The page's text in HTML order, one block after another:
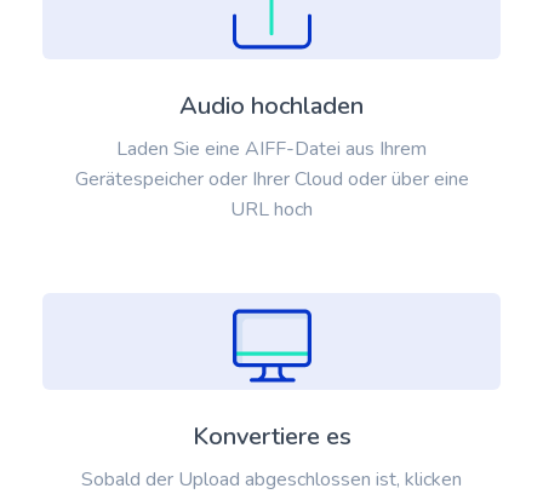
Audio hochladen
Laden Sie eine AIFF-Datei aus Ihrem
Gerätespeicher oder Ihrer Cloud oder über eine
URL hoch
Konvertiere es
Sobald der Upload abgeschlossen ist, klicken